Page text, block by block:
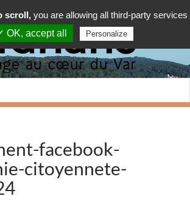
facebook-
citoyennete-
scroll, you are allowing all third-party services
OK, accept all
Personalize